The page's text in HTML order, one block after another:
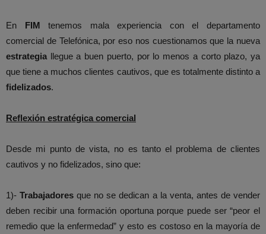
En FIM tenemos mala experiencia con el departamento
comercial de Telefónica, por eso nos cuestionamos que la nueva
estrategia llegue a buen puerto, por lo menos a corto plazo, ya
que tiene a muchos clientes cautivos, que es totalmente distinto a
fidelizados.
Reflexión estratégica comercial
Desde mi punto de vista, no es tanto el problema de clientes
cautivos y no fidelizados, sino que:
1)-Trabajadores que no se dedican a la venta, antes de vender
deben recibir una formación oportuna porque puede ser “peor el
remedio que la enfermedad” y esto es costoso en la mayoría de